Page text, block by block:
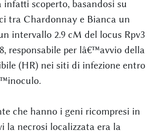
scoperto, basandosi su
tra Chardonnay e Bianca un
intervallo 2.9 cM del locus Rpv3
responsabile per lâ€™avvio della
(HR) nei siti di infezione entro
che hanno i geni ricompresi in
la necrosi localizzata era la